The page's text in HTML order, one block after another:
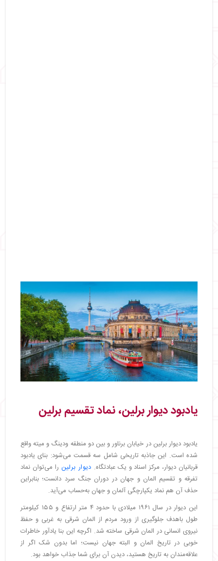
یادبود دیوار برلین، نماد تقسیم برلین
یادبود دیوار برلین در خیابان برناور و بین دو منطقه ودینگ و میته واقع
شده است. این جاذبه تاریخی شامل سه قسمت می‌شود: بنای یادبود
قربانیان دیوار، مرکز اسناد و یک عبادتگاه. دیوار برلین را می‌توان نماد
تفرقه و تقسیم المان و جهان در دوران جنگ سرد دانست؛ بنابراین
حذف آن هم نماد یکپارچگی آلمان و جهان به‌حساب می‌آید.
این دیوار در سال ۱۹۶۱ میلادی با حدود ۴ متر ارتفاع و ۱۵۵ کیلومتر
طول باهدف جلوگیری از ورود مردم از المان شرقی به غربی و حفظ
نیروی انسانی در المان شرقی ساخته شد. اگرچه این بنا یادآور خاطرات
خوبی در تاریخ المان و البته جهان نیست؛ اما بدون شک اگر از
علاقه‌مندان به تاریخ هستید، دیدن آن برای شما جذاب خواهد بود.